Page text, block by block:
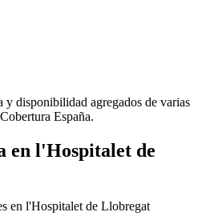
y disponibilidad agregados de varias
España.
en l'Hospitalet de
en l'Hospitalet de Llobregat